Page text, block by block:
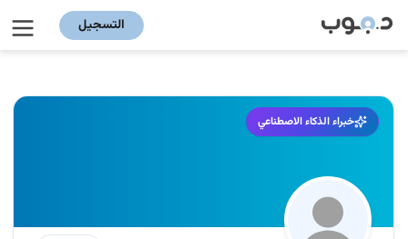
التسجيل
خبراء الذكاء الاصطناعي